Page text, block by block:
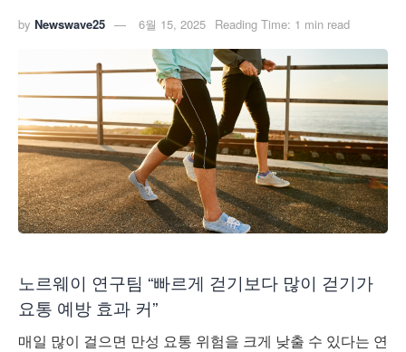
by Newswave25 6월 15, 2025 Reading Time: 1 min read
노르웨이 연구팀 “빠르게 걷기보다 많이 걷기가
요통 예방 효과 커”
매일 많이 걸으면 만성 요통 위험을 크게 낮출 수 있다는 연